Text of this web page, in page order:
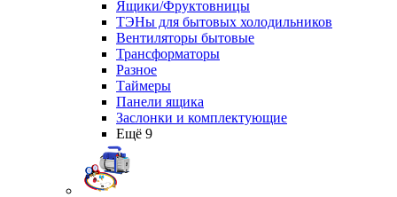
Ящики/Фруктовницы
ТЭНы для бытовых холодильников
Вентиляторы бытовые
Трансформаторы
Разное
Таймеры
Панели ящика
Заслонки и комплектующие
Ещё 9